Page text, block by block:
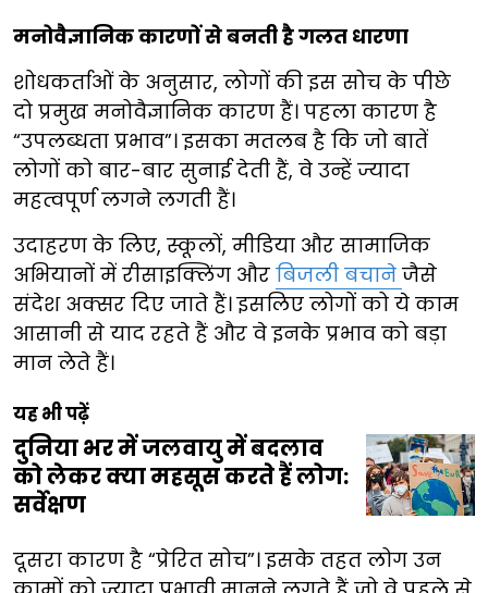
मनोवैज्ञानिक कारणों से बनती है गलत धारणा
शोधकर्ताओं के अनुसार, लोगों की इस सोच के पीछे
दो प्रमुख मनोवैज्ञानिक कारण हैं। पहला कारण है
“उपलब्धता प्रभाव”। इसका मतलब है कि जो बातें
लोगों को बार-बार सुनाई देती हैं, वे उन्हें ज्यादा
महत्वपूर्ण लगने लगती हैं।
उदाहरण के लिए, स्कूलों, मीडिया और सामाजिक
अभियानों में रीसाइक्लिंग और बिजली बचाने जैसे
संदेश अक्सर दिए जाते हैं। इसलिए लोगों को ये काम
आसानी से याद रहते हैं और वे इनके प्रभाव को बड़ा
मान लेते हैं।
यह भी पढ़ें
दुनिया भर में जलवायु में बदलाव
को लेकर क्या महसूस करते हैं लोग:
सर्वेक्षण
दूसरा कारण है “प्रेरित सोच”। इसके तहत लोग उन